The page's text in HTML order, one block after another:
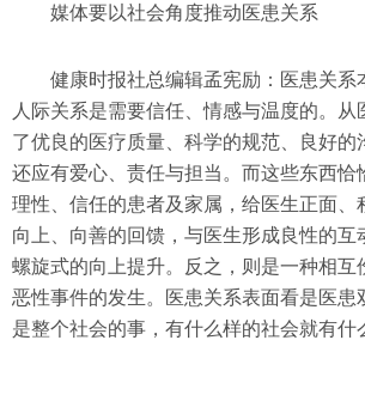
媒体要以社会角度推动医患关系
健康时报社总编辑孟宪励：医患关系
人际关系是需要信任、情感与温度的。从
了优良的医疗质量、科学的规范、良好的
还应有爱心、责任与担当。而这些东西恰
理性、信任的患者及家属，给医生正面、
向上、向善的回馈，与医生形成良性的互
螺旋式的向上提升。反之，则是一种相互
恶性事件的发生。医患关系表面看是医患
是整个社会的事，有什么样的社会就有什